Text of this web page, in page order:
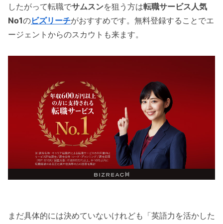
したがって転職でサムスンを狙う方は転職サービス人気
No1のビズリーチがおすすめです。無料登録することでエ
ージェントからのスカウトも来ます。
まだ具体的には決めていないけれども「英語力を活かした